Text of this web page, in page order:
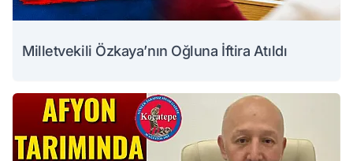
Milletvekili Özkaya’nın Oğluna İftira Atıldı